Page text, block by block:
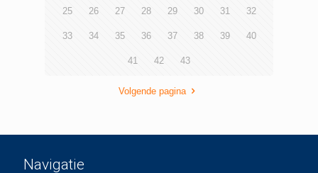
25 26 27 28 29 30 31 32
33 34 35 36 37 38 39 40
41 42 43
Volgende pagina
Navigatie